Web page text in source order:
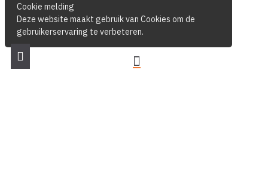
Cookie melding
Deze website maakt gebruik van Cookies om de
gebruikerservaring te verbeteren.